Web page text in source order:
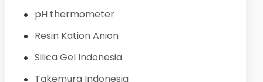
pH thermometer
Resin Kation Anion
Silica Gel Indonesia
Takemura Indonesia